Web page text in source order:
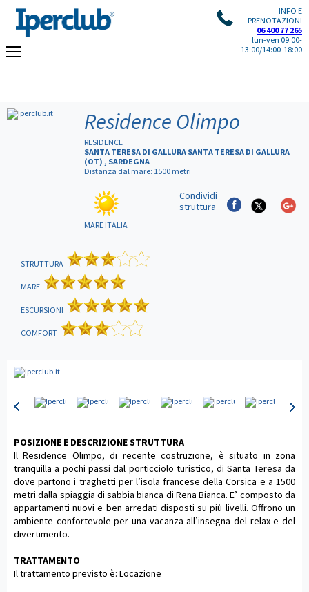
INFO E
PRENOTAZIONI
06 400 77 265
lun-ven 09:00-
13:00/14:00-18:00
Residence Olimpo
RESIDENCE
SANTA TERESA DI GALLURA SANTA TERESA DI GALLURA
(OT) , SARDEGNA
Distanza dal mare: 1500 metri
MARE ITALIA
Condividi
struttura
STRUTTURA
MARE
ESCURSIONI
COMFORT
POSIZIONE E DESCRIZIONE STRUTTURA
Il Residence Olimpo, di recente costruzione, è situato in zona
tranquilla a pochi passi dal porticciolo turistico, di Santa Teresa da
dove partono i traghetti per l’isola francese della Corsica e a 1500
metri dalla spiaggia di sabbia bianca di Rena Bianca. E’ composto da
appartamenti nuovi e ben arredati disposti su più livelli. Offrono un
ambiente confortevole per una vacanza all’insegna del relax e del
divertimento.
TRATTAMENTO
Il trattamento previsto è: Locazione